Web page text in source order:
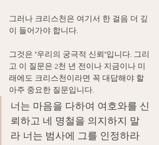
그러나 크리스천은 여기서 한 걸음 더 깊
이 들어가야 합니다.
그것은 "우리의 궁극적 신뢰"입니다. 그리
고 이 질문은 2천 년 전이나 지금이나 미
래에도 크리스천이라면 꼭 대답해야 할
아주 중요한 질문입니다.
너는 마음을 다하여 여호와를 신
뢰하고 네 명철을 의지하지 말
라 너는 범사에 그를 인정하라